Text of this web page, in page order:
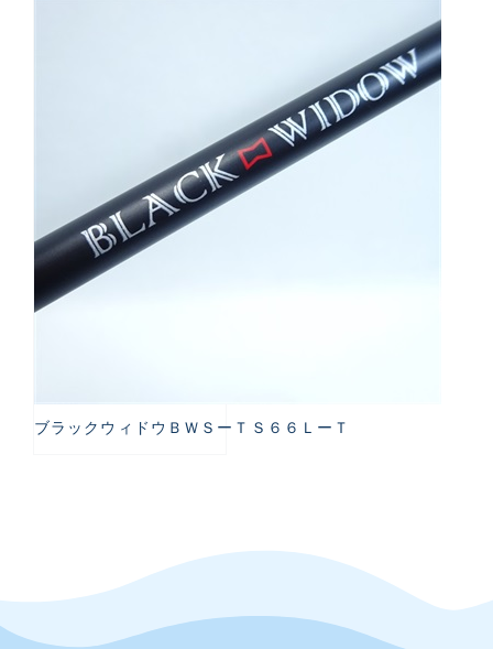
ブラックウィドウＢＷＳーＴＳ６６ＬーＴ